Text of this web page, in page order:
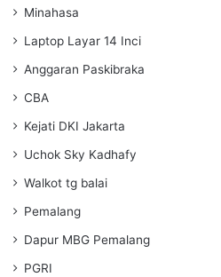
Minahasa
Laptop Layar 14 Inci
Anggaran Paskibraka
CBA
Kejati DKI Jakarta
Uchok Sky Kadhafy
Walkot tg balai
Pemalang
Dapur MBG Pemalang
PGRI